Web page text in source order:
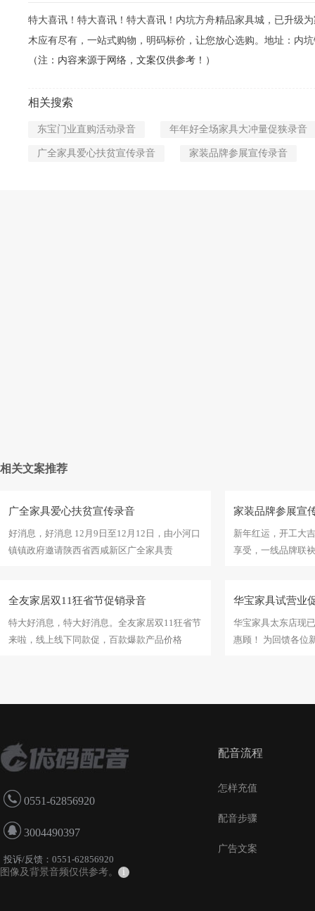
特大喜讯！特大喜讯！特大喜讯！内坑方舟精品家具城，已升级
木应有尽有，一站式购物，明码标价，让您放心选购。地址：内
（注：内容来源于网络，文案仅供参考！）
相关搜索
东宝门业直购活动录音 年年好全场家具大冲量促狭录音
广全家具爱心扶贫宣传录音 家装品牌参展宣传录音
相关文案推荐
广全家具爱心扶贫宣传录音
好消息，好消息 12月9日至12月12日，由小河口
镇镇政府邀请陕西省西咸新区广全家具责
家装品牌参展宣
新年红运，开工大
享受，一线品牌联
全友家居双11狂省节促销录音
特大好消息，特大好消息。全友家居双11狂省节
来啦，线上线下同款促，百款爆款产品价格
华宝家具试营业
华宝家具太东店现
惠顾！ 为回馈各位
0551-62856920
3004490397
投诉/反馈：0551-62856920
图像及背景音频仅供参考。
i
配音流程
怎样充值
配音步骤
广告文案